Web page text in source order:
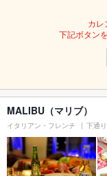
カレ
下記ボタン
MALIBU（マリブ）
イタリアン・フレンチ 下通